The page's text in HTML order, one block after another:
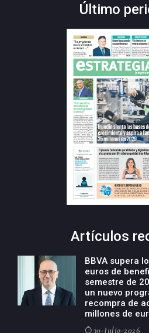
Último
Artículos
BBVA supera
euros de
semestre de
un nuevo
recompra de
millones de
30-Julio-2026